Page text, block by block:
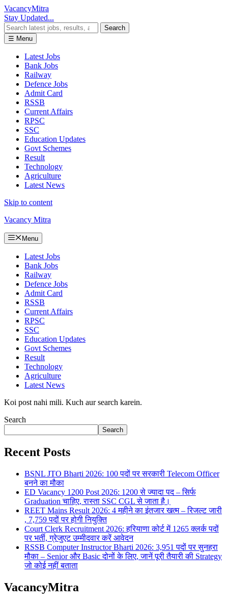
VacancyMitra
Stay Updated...
Search
☰ Menu
Latest Jobs
Bank Jobs
Railway
Defence Jobs
Admit Card
RSSB
Current Affairs
RPSC
SSC
Education Updates
Govt Schemes
Result
Technology
Agriculture
Latest News
Skip to content
Vacancy Mitra
Menu
Latest Jobs
Bank Jobs
Railway
Defence Jobs
Admit Card
RSSB
Current Affairs
RPSC
SSC
Education Updates
Govt Schemes
Result
Technology
Agriculture
Latest News
Koi post nahi mili. Kuch aur search karein.
Search
Search
Recent Posts
BSNL JTO Bharti 2026: 100 पदों पर सरकारी Telecom Officer
बनने का मौका
ED Vacancy 1200 Post 2026: 1200 से ज्यादा पद – सिर्फ
Graduation चाहिए, रास्ता SSC CGL से जाता है।
REET Mains Result 2026: 4 महीने का इंतजार खत्म – रिजल्ट जारी
, 7,759 पदों पर होगी नियुक्ति
Court Clerk Recruitment 2026: हरियाणा कोर्ट में 1265 क्लर्क पदों
पर भर्ती, ग्रेजुएट उम्मीदवार करें आवेदन
RSSB Computer Instructor Bharti 2026: 3,951 पदों पर सुनहरा
मौका – Senior और Basic दोनों के लिए, जानें पूरी तैयारी की Strategy
जो कोई नहीं बताता
VacancyMitra